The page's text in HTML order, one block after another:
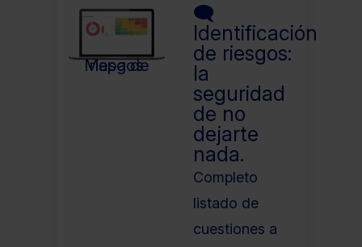
Mapa de riesgos
🗨
Identificación
de riesgos:
la
seguridad
de no
dejarte
nada.
Completo
listado de
cuestiones a